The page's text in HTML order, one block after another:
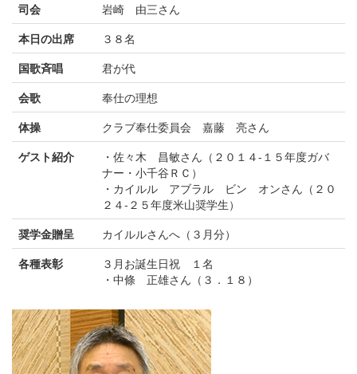
司会
岩崎 由三さん
本日の出席
３８名
国歌斉唱
君が代
会歌
奉仕の理想
体操
クラブ奉仕委員会 嘉藤 亮さん
ゲスト紹介
・佐々木 昌敏さん（２０１４-１５年度ガバ
ナー・小千谷ＲＣ）
・カイルル アブラル ビン オンさん（２０
２４-２５年度米山奨学生）
奨学金贈呈
カイルルさんへ（３月分）
各種表彰
３月お誕生日祝 １名
・中條 正雄さん（３．１８）